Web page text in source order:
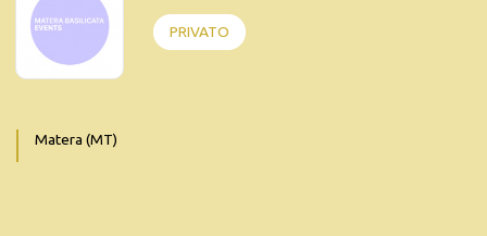
PRIVATO
Matera (MT)